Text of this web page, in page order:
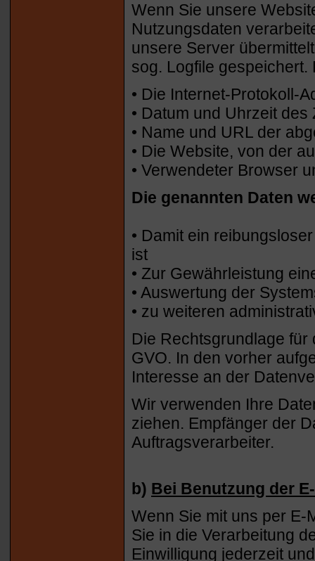
Wenn Sie unsere
Nutzungsdaten
unsere Server
sog. Logfile gespeichert.
• Die Internet-Protokoll-
• Datum und Uhrzeit des
• Name und URL der
• Die Website, von der
• Verwendeter Browser
Die genannten Daten
• Damit ein
ist
• Zur Gewährleistung
• Auswertung der
• zu weiteren
Die Rechtsgrundlage für
GVO. In den vorher
Interesse an der
Wir verwenden Ihre
ziehen. Empfänger der
Auftragsverarbeiter.
b) Bei Benutzung der
Wenn Sie mit uns per E-
Sie in die Verarbeitung
Einwilligung jederzeit